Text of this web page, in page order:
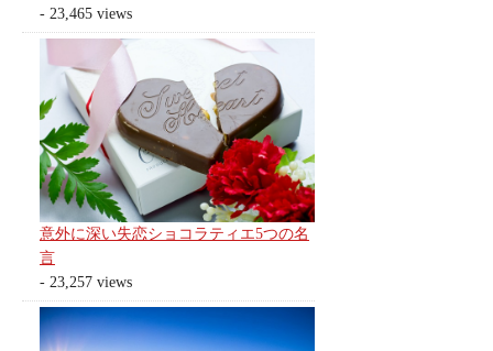
- 23,465 views
意外に深い失恋ショコラティエ5つの名
言
- 23,257 views